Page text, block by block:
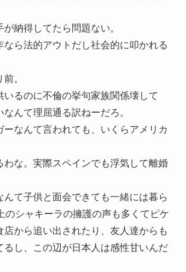
納得してたら問題ない。
なら法的アウトだし社会的に叩かれる
。
いるのに不倫の挙句家族関係壊して
んて理屈通る訳ねーだろ。
ーなんて言われても、いくらアメリカ
わな。実際スペインでも浮気して離婚
んて子供と面会できても一緒には暮ら
のシャキーラの擁護の声も多くてピケ
店から追い出されたり、友人達からも
るし、この辺が日本人は感性甘いんだ